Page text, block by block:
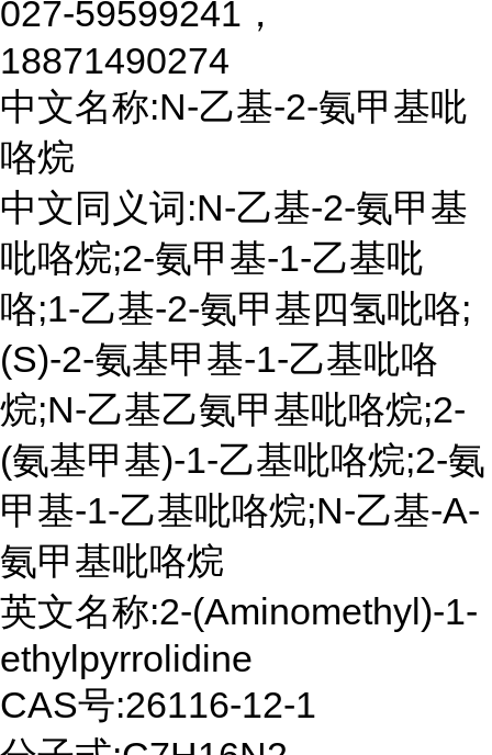
027-59599241，
18871490274
中文名称:N-乙基-2-氨甲基吡
咯烷
中文同义词:N-乙基-2-氨甲基
吡咯烷;2-氨甲基-1-乙基吡
咯;1-乙基-2-氨甲基四氢吡咯;
(S)-2-氨基甲基-1-乙基吡咯
烷;N-乙基乙氨甲基吡咯烷;2-
(氨基甲基)-1-乙基吡咯烷;2-氨
甲基-1-乙基吡咯烷;N-乙基-A-
氨甲基吡咯烷
英文名称:2-(Aminomethyl)-1-
ethylpyrrolidine
CAS号:26116-12-1